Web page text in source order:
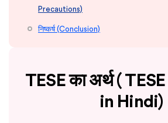
Precautions)
निष्कर्ष (Conclusion)
TESE का अर्थ (
in Hindi)